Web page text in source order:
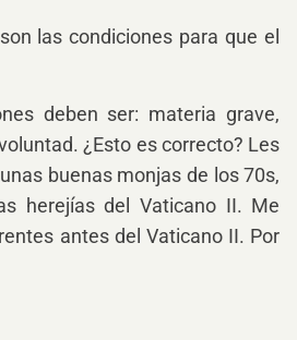
las condiciones para que el
deben ser: materia grave,
¿Esto es correcto? Les
buenas monjas de los 70s,
herejías del Vaticano II. Me
antes del Vaticano II. Por